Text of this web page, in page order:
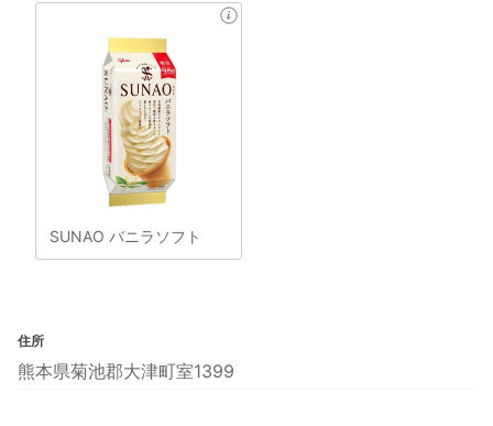
SUNAO バニラソフト
住所
熊本県菊池郡大津町室1399